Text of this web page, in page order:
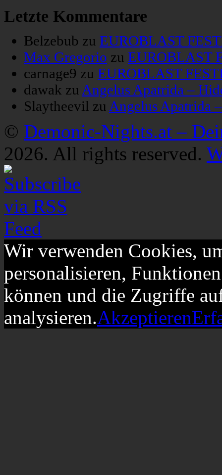
Letzte Kommentare
Belzebub zu EUROBLAST
Max Gregorio zu EUROBLAST
carnage9 zu EUROBLAST
dawak zu Angelus Apatrida –
Slaytheevil zu Angelus Apatrida
© Demonic-Nights.at –
2026. All rights reserved.
Wir verwenden Cookies,
personalisieren,
können und die Zugriffe
analysieren.Akzeptieren